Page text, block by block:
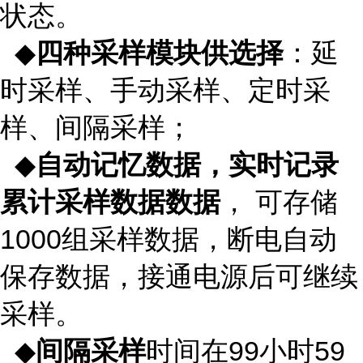
状态。
◆ 四种采样模块供选择：延
时采样、手动采样、定时采
样、间隔采样；
◆自动记忆数据，实时记录
累计采样数据数据， 可存储
1000组采样数据，断电自动
保存数据，接通电源后可继续
采样。
◆间隔采样时间在99小时59